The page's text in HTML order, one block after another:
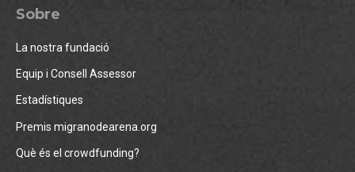
Sobre
La nostra fundació
Equip i Consell Assessor
Estadístiques
Premis migranodearena.org
Què és el crowdfunding?